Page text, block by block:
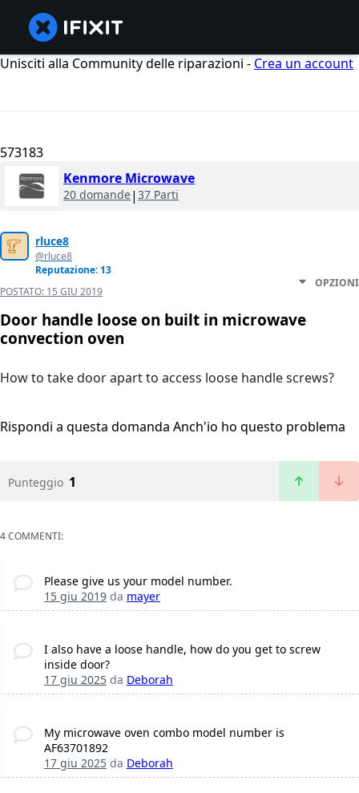
Unisciti alla Community delle riparazioni - Crea un account
573183
Kenmore Microwave
20 domande| 37 Parti
rluce8
@rluce8
Reputazione: 13
POSTATO: 15 GIU 2019
OPZIONI
Door handle loose on built in microwave
convection oven
How to take door apart to access loose handle screws?
Rispondi a questa domanda Anch'io ho questo problema
Punteggio 1
4 COMMENTI:
Please give us your model number.
15 giu 2019da mayer
I also have a loose handle, how do you get to screw
inside door?
17 giu 2025da Deborah
My microwave oven combo model number is
AF63701892
17 giu 2025da Deborah